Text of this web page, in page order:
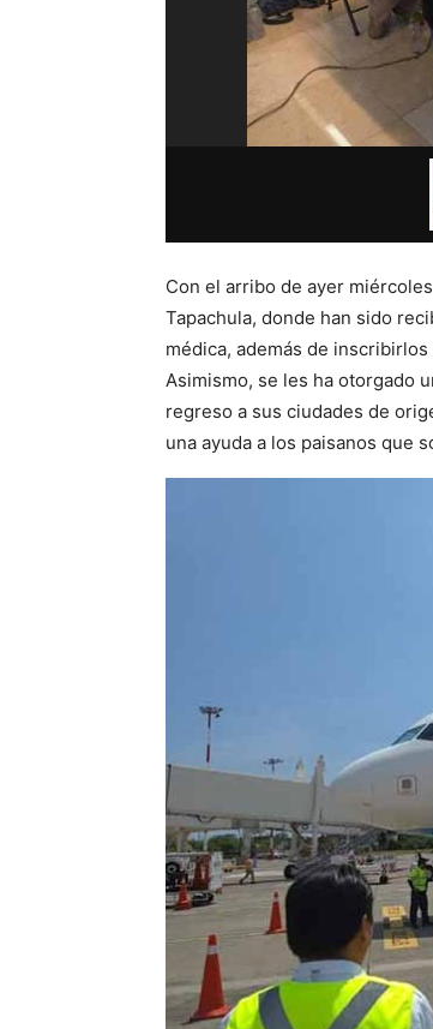
Con el arribo de ayer
Tapachula, donde han sido
médica, además de
Asimismo, se les ha otorgado
regreso a sus ciudades de
una ayuda a los paisanos que